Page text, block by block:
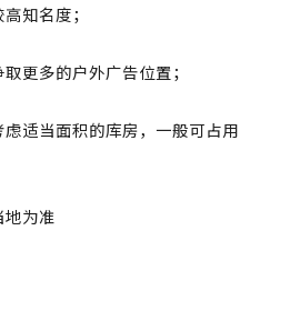
知名度；
更多的户外广告位置；
虑适当面积的库房，一般可占用
地为准